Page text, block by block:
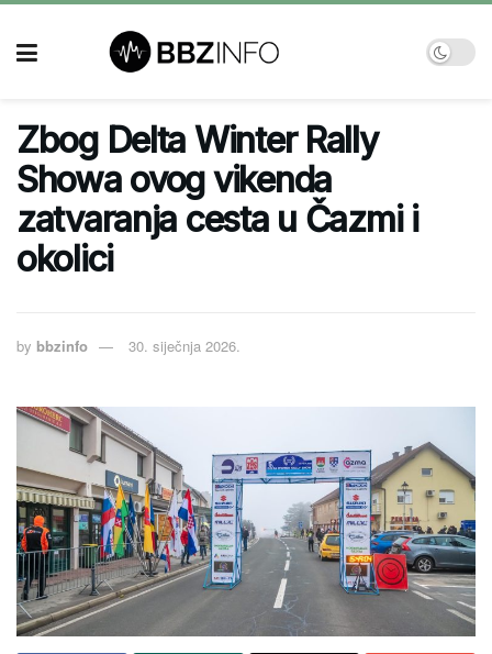
Zbog Delta Winter Rally
Showa ovog vikenda
zatvaranja cesta u Čazmi i
okolici
by bbzinfo 30. siječnja 2026.